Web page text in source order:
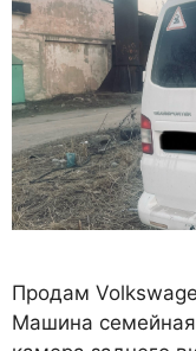
Продам
Машина